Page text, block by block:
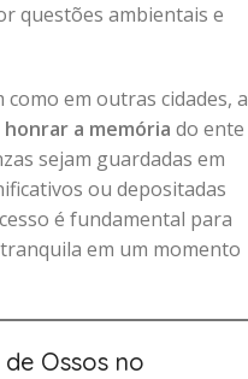
questões ambientais e
em outras cidades, a
honrar a memória do ente
sejam guardadas em
ou depositadas
é fundamental para
em um momento
Ossos no